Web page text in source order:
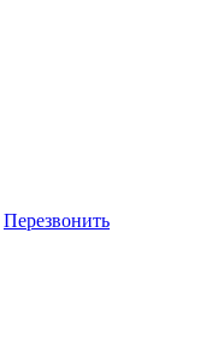
Перезвонить